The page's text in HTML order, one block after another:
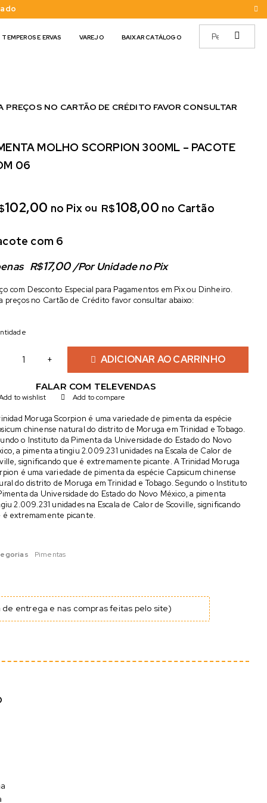
TEMPEROS E ERVAS VAREJO BAIXAR CATÁLOGO
NO CARTÃO DE CRÉDITO FAVOR CONSULTAR
MOLHO SCORPION 300ML – PACOTE
06
Moruga Scorpion é uma variedade de pimenta da espécie
chinense natural do distrito de Moruga em Trinidad e Tobago.
o Instituto da Pimenta da Universidade do Estado do Novo
a pimenta atingiu 2.009.231 unidades na Escala de Calor de
significando que é extremamente picante. A Trinidad Moruga
é uma variedade de pimenta da espécie Capsicum chinense
do distrito de Moruga em Trinidad e Tobago. Segundo o Instituto
da Universidade do Estado do Novo México, a pimenta
2.009.231 unidades na Escala de Calor de Scoville, significando
é extremamente picante.
102,00 no Pix ou R$108,00 no Cartão
com 6
R$17,00 /Por Unidade no Pix
com Desconto Especial para Pagamentos em Pix ou Dinheiro.
preços no Cartão de Crédito favor consultar abaixo:
ADICIONAR AO CARRINHO
FALAR COM TELEVENDAS
to wishlist Add to compare
Pimentas
entrega e nas compras feitas pelo site)